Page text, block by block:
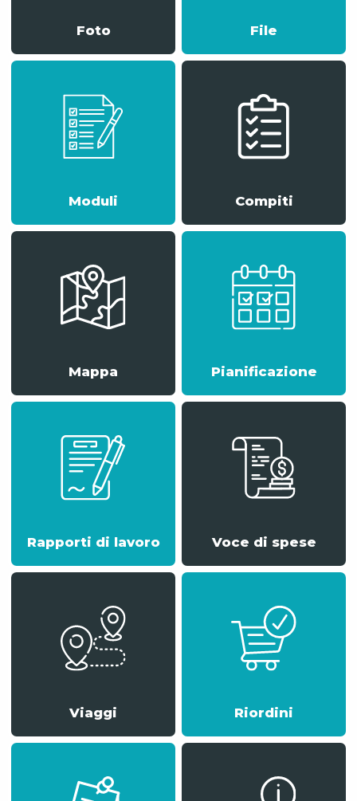
Foto File
Moduli Compiti
Mappa Pianificazione
Rapporti di lavoro Voce di spese
Viaggi Riordini